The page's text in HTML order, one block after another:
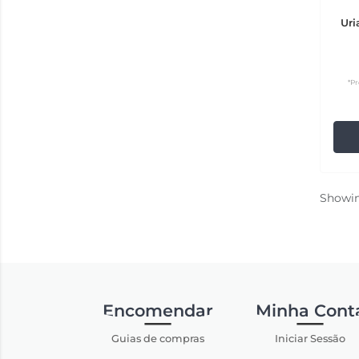
Encomendar
Guias de compras
Minha
Iniciar Sessão